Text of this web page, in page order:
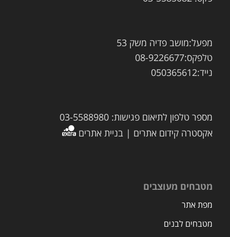
מפעל:מושב פדיה משק 53
טלפקס:08-9226677
נייד:050365612
מספר טלפון לתיאום פגישות: 03-5588980
אקסטרה קידום אתרים | בניית אתרים
מטבחים מעוצבים
מפת אתר
מטבחים לבנים